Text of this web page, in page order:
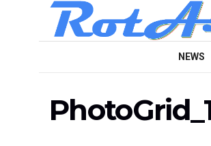
NEWS